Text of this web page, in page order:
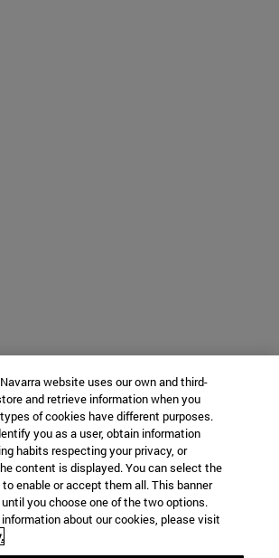
website uses our own and third-
and retrieve information when you
of cookies have different purposes.
you as a user, obtain information
habits respecting your privacy, or
content is displayed. You can select the
enable or accept them all. This banner
you choose one of the two options.
about our cookies, please visit